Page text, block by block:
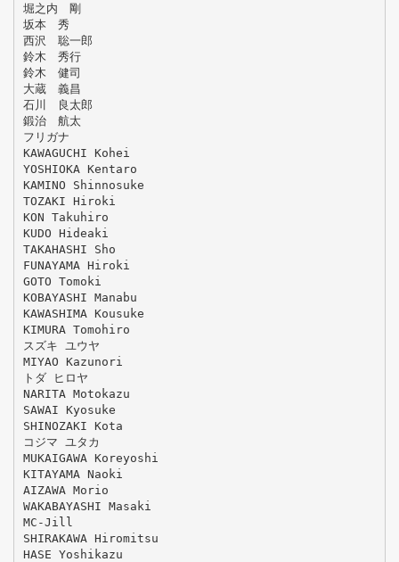
堀之内 剛
坂本 秀
西沢 聡一郎
鈴木 秀行
鈴木 健司
大蔵 義昌
石川 良太郎
鍛治 航太
フリガナ
KAWAGUCHI Kohei
YOSHIOKA Kentaro
KAMINO Shinnosuke
TOZAKI Hiroki
KON Takuhiro
KUDO Hideaki
TAKAHASHI Sho
FUNAYAMA Hiroki
GOTO Tomoki
KOBAYASHI Manabu
KAWASHIMA Kousuke
KIMURA Tomohiro
スズキ ユウヤ
MIYAO Kazunori
トダ ヒロヤ
NARITA Motokazu
SAWAI Kyosuke
SHINOZAKI Kota
コジマ ユタカ
MUKAIGAWA Koreyoshi
KITAYAMA Naoki
AIZAWA Morio
WAKABAYASHI Masaki
MC-Jill
SHIRAKAWA Hiromitsu
HASE Yoshikazu